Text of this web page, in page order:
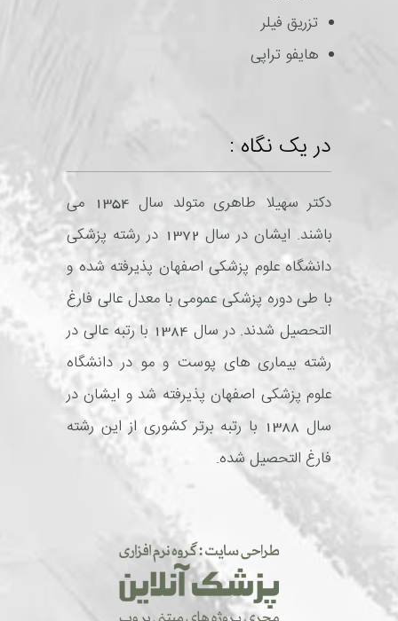
تزریق فیلر
هایفو تراپی
در یک نگاه :
دکتر سهیلا طاهری متولد سال 1354 می
باشند. ایشان در سال 1372 در رشته پزشکی
دانشگاه علوم پزشکی اصفهان پذیرفته شده و
با طی دوره پزشکی عمومی با معدل عالی فارغ
التحصیل شدند. در سال 1384 با رتبه عالی در
رشته بیماری های پوست و مو در دانشگاه
علوم پزشکی اصفهان پذیرفته شد و ایشان در
سال 1388 با رتبه برتر کشوری از این رشته
فارغ التحصیل شده.